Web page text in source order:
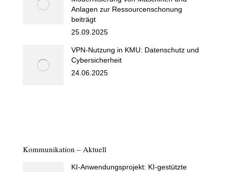
Anlagen zur Ressourcenschonung
beiträgt
25.09.2025
VPN-Nutzung in KMU: Datenschutz und
Cybersicherheit
24.06.2025
Kommunikation – Aktuell
KI-Anwendungsprojekt: KI-gestützte